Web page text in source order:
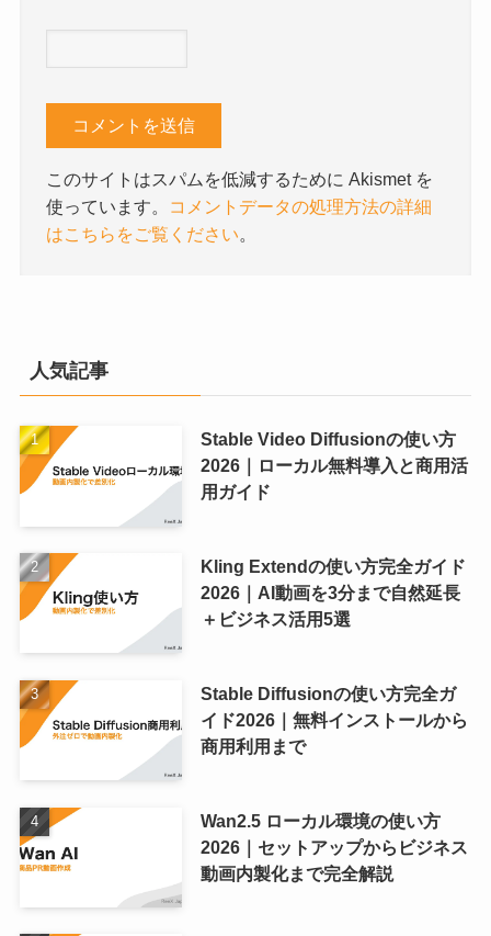
このサイトはスパムを低減するために Akismet を
使っています。
コメントデータの処理方法の詳細
はこちらをご覧ください。
人気記事
Stable Video Diffusionの使い方
2026｜ローカル無料導入と商用活
用ガイド
Kling Extendの使い方完全ガイド
2026｜AI動画を3分まで自然延長
＋ビジネス活用5選
Stable Diffusionの使い方完全ガ
イド2026｜無料インストールから
商用利用まで
Wan2.5 ローカル環境の使い方
2026｜セットアップからビジネス
動画内製化まで完全解説